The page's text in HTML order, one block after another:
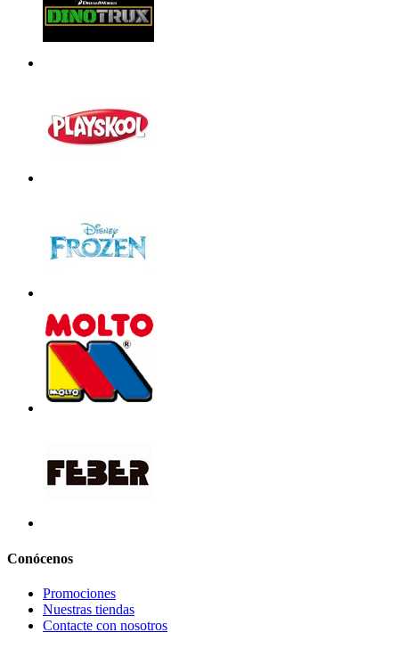
Conócenos
Promociones
Nuestras tiendas
Contacte con nosotros